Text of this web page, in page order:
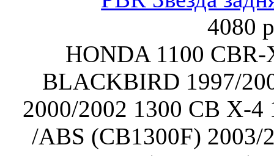
4080
HONDA 1100 CBR-
BLACKBIRD 1997/
2000/2002 1300 CB X-4
/ABS (CB1300F) 2003/